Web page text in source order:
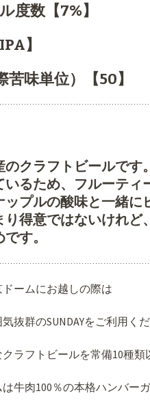
度数【7%】
】
苦味単位）【50】
のクラフトビールで
いるため、フルーティ
プルの酸味と一緒に
り得意ではないけれ
す。
ームにお越しの際は
抜群のSUNDAYをご利用くだ
ラフトビールを常備10種類
牛肉100％の本格ハンバーガ